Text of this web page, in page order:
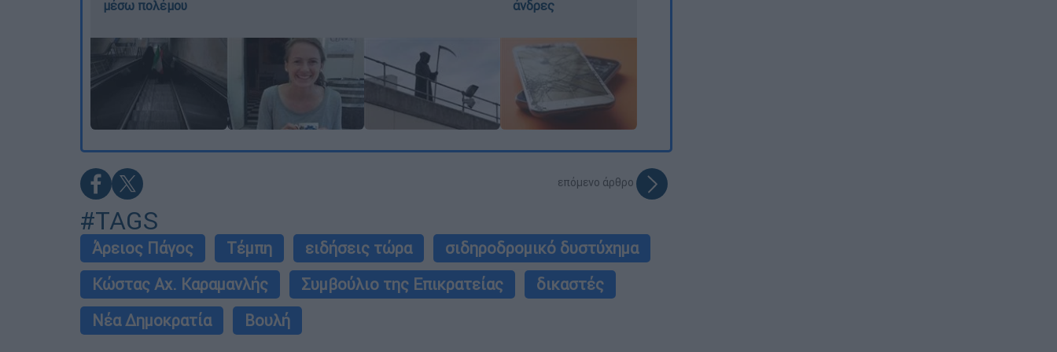
μέσω πολέμου
άνδρες
επόμενο άρθρο
#TAGS
Άρειος Πάγος Τέμπη ειδήσεις τώρα
σιδηροδρομικό δυστύχημα
Κώστας Αχ. Καραμανλής
Συμβούλιο της Επικρατείας
δικαστές
Νέα Δημοκρατία
Βουλή